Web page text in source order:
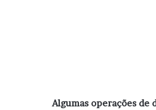
Algumas operações de